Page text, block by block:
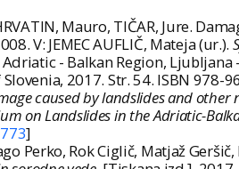
Mauro, TIČAR, Jure.
V: JEMEC AUFLIČ, Mateja (ur.).
- Balkan Region,
2017. Str. 54. ISBN 978-
caused by landslides and other
on Landslides in the Adriatic-
]
Perko, Rok Ciglič, Matjaž